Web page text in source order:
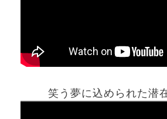
笑う夢に込められた潜